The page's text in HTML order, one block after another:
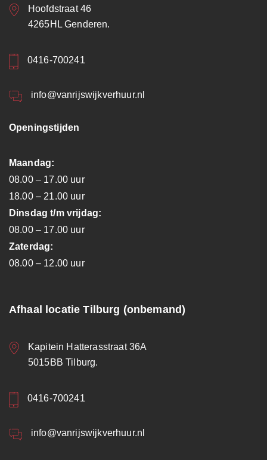
Hoofdstraat 46
4265HL Genderen.
0416-700241
info@vanrijswijkverhuur.nl
Openingstijden
Maandag:
08.00 – 17.00 uur
18.00 – 21.00 uur
Dinsdag t/m vrijdag:
08.00 – 17.00 uur
Zaterdag:
08.00 – 12.00 uur
Afhaal locatie Tilburg (onbemand)
Kapitein Hatterasstraat 36A
5015BB Tilburg.
0416-700241
info@vanrijswijkverhuur.nl